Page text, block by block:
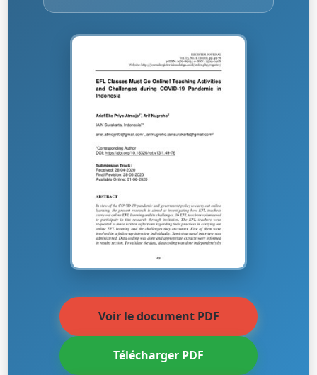
Voir le document PDF
Télécharger PDF